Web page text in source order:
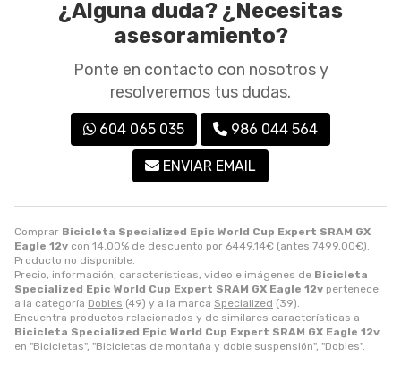
Comprar Bicicleta Specialized Epic World Cup Expert SRAM GX
Eagle 12v con 14,00% de descuento por 6449,14€ (antes 7499,00€).
Producto no disponible.
Precio, información, características, video e imágenes de Bicicleta
Specialized Epic World Cup Expert SRAM GX Eagle 12v pertenece
a la categoría Dobles (49) y a la marca Specialized (39).
Encuentra productos relacionados y de similares características a
Bicicleta Specialized Epic World Cup Expert SRAM GX Eagle 12v
en "Bicicletas", "Bicicletas de montaña y doble suspensión", "Dobles".
¿Alguna duda? ¿Necesitas
asesoramiento?
Ponte en contacto con nosotros y
resolveremos tus dudas.
604 065 035 986 044 564
ENVIAR EMAIL